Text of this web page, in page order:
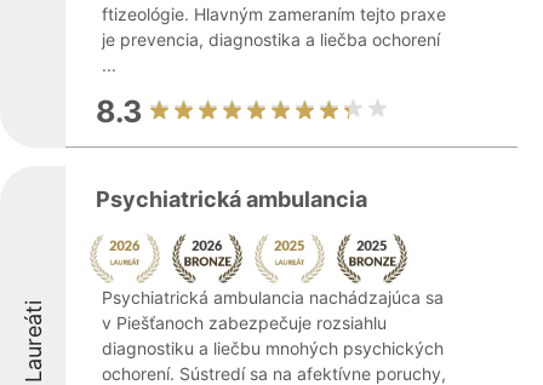
ftizeológie. Hlavným zameraním tejto praxe
je prevencia, diagnostika a liečba ochorení
...
8.3
Laureáti
Psychiatrická ambulancia
Psychiatrická ambulancia nachádzajúca sa
v Piešťanoch zabezpečuje rozsiahlu
diagnostiku a liečbu mnohých psychických
ochorení. Sústredí sa na afektívne poruchy,